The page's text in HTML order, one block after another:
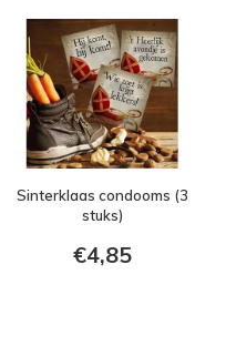
Sinterklaas condooms (3
stuks)
€4,85